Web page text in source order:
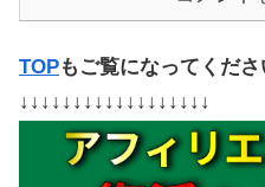
TOPもご覧になってくださ
↓↓↓↓↓↓↓↓↓↓↓↓↓↓↓↓↓↓